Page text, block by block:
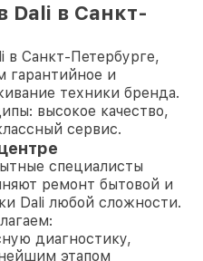
Dali в Санкт-
Санкт-Петербурге,
гарантийное и
техники бренда.
высокое качество,
сервис.
специалисты
ремонт бытовой и
Dali любой сложности.
диагностику,
этапом